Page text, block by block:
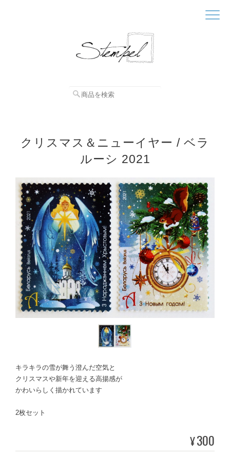
クリスマス＆ニューイヤー / ベラ
ルーシ 2021
キラキラの雪が舞う澄んだ空気と
クリスマスや新年を迎える高揚感が
かわいらしく描かれています
2枚セット
¥300